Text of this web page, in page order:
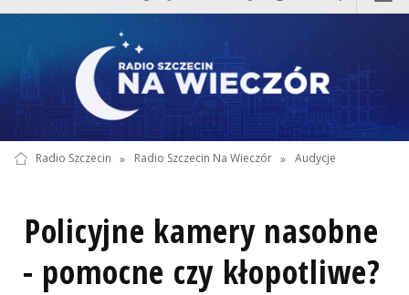
Radio Szczecin » Radio Szczecin Na Wieczór » Audycje
Policyjne kamery nasobne
- pomocne czy kłopotliwe?